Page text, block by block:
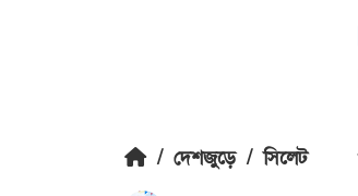
/ দেশজুড়ে / সিলেট